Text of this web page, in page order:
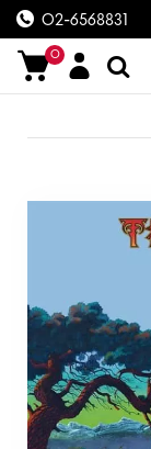
02-6568831
0